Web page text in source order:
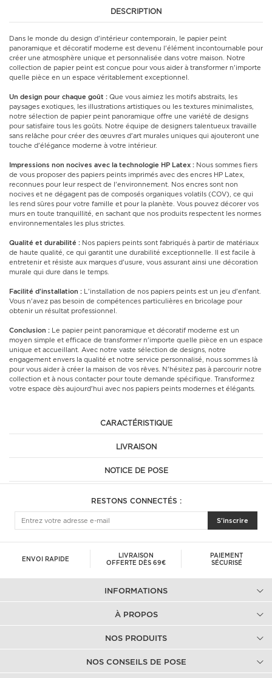
DESCRIPTION
Dans le monde du design d'intérieur contemporain, le papier peint
panoramique et décoratif moderne est devenu l'élément incontournable pour
créer une atmosphère unique et personnalisée dans votre maison. Notre
collection de papier peint est conçue pour vous aider à transformer n'importe
quelle pièce en un espace véritablement exceptionnel.
Un design pour chaque goût : Que vous aimiez les motifs abstraits, les
paysages exotiques, les illustrations artistiques ou les textures minimalistes,
notre sélection de papier peint panoramique offre une variété de designs
pour satisfaire tous les goûts. Notre équipe de designers talentueux travaille
sans relâche pour créer des œuvres d'art murales uniques qui ajouteront une
touche d'élégance moderne à votre intérieur.
Impressions non nocives avec la technologie HP Latex : Nous sommes fiers
de vous proposer des papiers peints imprimés avec des encres HP Latex,
reconnues pour leur respect de l'environnement. Nos encres sont non
nocives et ne dégagent pas de composés organiques volatils (COV), ce qui
les rend sûres pour votre famille et pour la planète. Vous pouvez décorer vos
murs en toute tranquillité, en sachant que nos produits respectent les normes
environnementales les plus strictes.
Qualité et durabilité : Nos papiers peints sont fabriqués à partir de matériaux
de haute qualité, ce qui garantit une durabilité exceptionnelle. Il est facile à
entretenir et résiste aux marques d'usure, vous assurant ainsi une décoration
murale qui dure dans le temps.
Facilité d'installation : L'installation de nos papiers peints est un jeu d'enfant.
Vous n'avez pas besoin de compétences particulières en bricolage pour
obtenir un résultat professionnel.
Conclusion : Le papier peint panoramique et décoratif moderne est un
moyen simple et efficace de transformer n'importe quelle pièce en un espace
unique et accueillant. Avec notre vaste sélection de designs, notre
engagement envers la qualité et notre service personnalisé, nous sommes là
pour vous aider à créer la maison de vos rêves. N'hésitez pas à parcourir notre
collection et à nous contacter pour toute demande spécifique. Transformez
votre espace dès aujourd'hui avec nos papiers peints modernes et élégants.
CARACTÉRISTIQUE
LIVRAISON
NOTICE DE POSE
RESTONS CONNECTÉS :
S'inscrire
ENVOI RAPIDE
LIVRAISON
OFFERTE DÈS 69€
PAIEMENT
SÉCURISÉ
INFORMATIONS
À PROPOS
NOS PRODUITS
NOS CONSEILS DE POSE